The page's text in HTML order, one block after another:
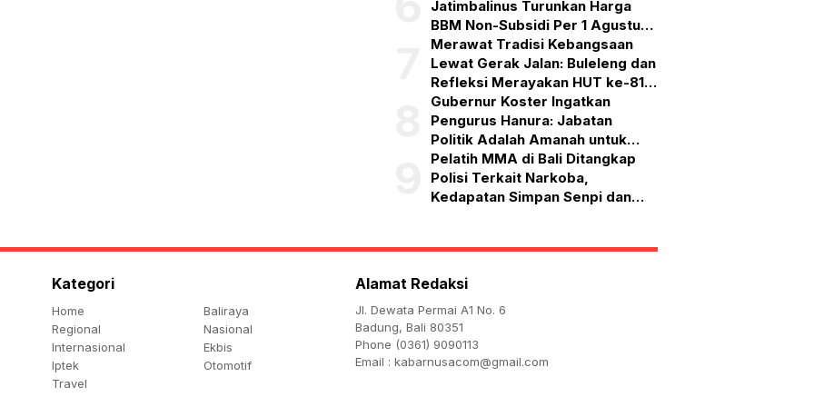
Jatimbalinus Turunkan Harga
BBM Non-Subsidi Per 1 Agustus
2026
Merawat Tradisi Kebangsaan
Lewat Gerak Jalan: Buleleng dan
Refleksi Merayakan HUT ke-81
RI
Gubernur Koster Ingatkan
Pengurus Hanura: Jabatan
Politik Adalah Amanah untuk
Bekerja, Bukan Simbol
Kehormatan
Pelatih MMA di Bali Ditangkap
Polisi Terkait Narkoba,
Kedapatan Simpan Senpi dan
Kategori
Home
Baliraya
Regional
Nasional
Internasional
Ekbis
Iptek
Otomotif
Travel
Alamat Redaksi
Jl. Dewata Permai A1 No. 6
Badung, Bali 80351
Phone (0361) 9090113
Email : kabarnusacom@gmail.com